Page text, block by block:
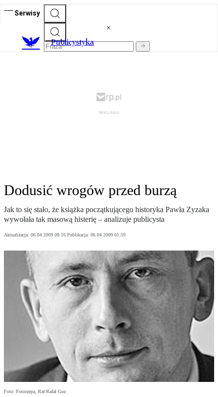
Serwisy
Publicystyka
Dodusić wrogów przed burzą
Jak to się stało, że książka początkującego historyka Pawła Zyzaka
wywołała tak masową histerię – analizuje publicysta
Aktualizacja: 06.04.2009 08:16 Publikacja: 06.04.2009 01:59
Foto: Fotorzepa, Raf Rafał Guz